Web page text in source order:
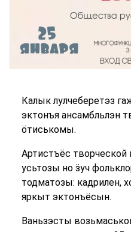
Калык лулчеберетэз
эктонъя ансамбльлэн
ӧтиськомы.
Артистъёс
усьтозы но ӟуч
тодматозы: кадрилен,
яркыт эктонъёсын.
Ваньзэсты